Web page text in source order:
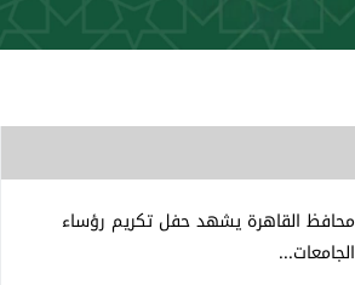
محافظ القاهرة يشهد حفل تكريم رؤساء
الجامعات...